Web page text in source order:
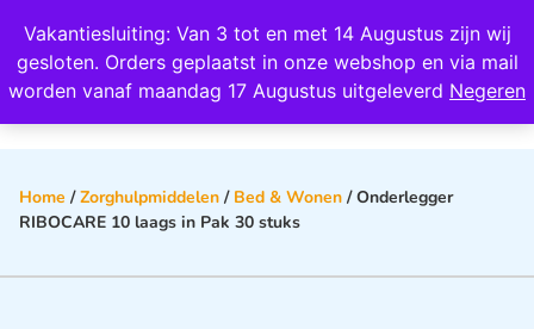
Vakantiesluiting: Van 3 tot en met 14 Augustus zijn wij
gesloten. Orders geplaatst in onze webshop en via mail
worden vanaf maandag 17 Augustus uitgeleverd Negeren
Wij scoren een 4,8 op Google
Home /Zorghulpmiddelen / Bed & Wonen / Onderlegger
RIBOCARE 10 laags in Pak 30 stuks